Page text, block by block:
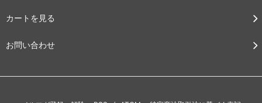
カートを見る
お問い合わせ